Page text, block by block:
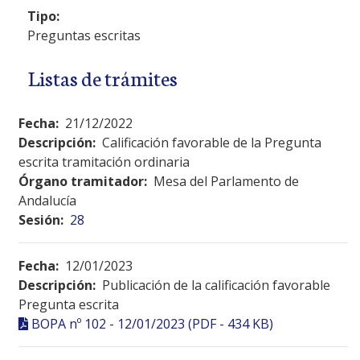
Tipo:
Preguntas escritas
Listas de trámites
Fecha: 21/12/2022
Descripción: Calificación favorable de la Pregunta
escrita tramitación ordinaria
Órgano tramitador: Mesa del Parlamento de
Andalucía
Sesión: 28
Fecha: 12/01/2023
Descripción: Publicación de la calificación favorable
Pregunta escrita
BOPA nº 102 - 12/01/2023 (PDF - 434 KB)